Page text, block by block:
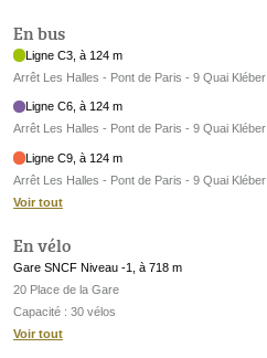
En bus
Ligne C3, à 124 m
Arrêt Les Halles - Pont de Paris - 9 Quai Kléber
Ligne C6, à 124 m
Arrêt Les Halles - Pont de Paris - 9 Quai Kléber
Ligne C9, à 124 m
Arrêt Les Halles - Pont de Paris - 9 Quai Kléber
Voir tout
En vélo
Gare SNCF Niveau -1, à 718 m
20 Place de la Gare
Capacité : 30 vélos
Voir tout